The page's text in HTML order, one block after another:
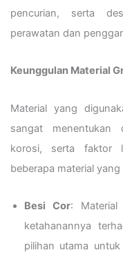
pencurian, serta
perawatan dan
Keunggulan Material
Material yang
sangat menentukan
korosi, serta faktor
beberapa material
Besi Cor: Material
ketahanannya
pilihan utama